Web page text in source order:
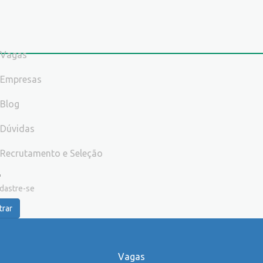
Vagas
Empresas
Blog
Dúvidas
Recrutamento e Seleção
se
Vagas